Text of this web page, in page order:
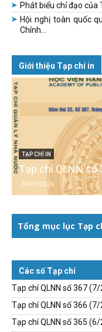
Phát biểu chỉ đạo của
Hội nghị toàn quốc
Chính...
Giới thiệu Tạp chí in
TẠP CHÍ IN
Tạp chí QLNN số
24/07/2026
Tổng mục lục Tạp
Các số Tạp chí
Tạp chí QLNN số 367
Tạp chí QLNN số 366
Tạp chí QLNN số 365